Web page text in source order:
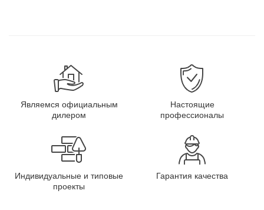
Являемся официальным
дилером
Настоящие
профессионалы
Индивидуальные и типовые
проекты
Гарантия качества